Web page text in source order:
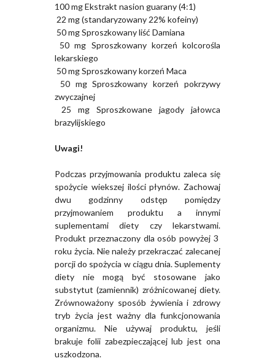
100 mg Ekstrakt nasion guarany (4:1)
22 mg (standaryzowany 22% kofeiny)
50 mg Sproszkowany liść Damiana
50 mg Sproszkowany korzeń kolcorośla
lekarskiego
50 mg Sproszkowany korzeń Maca
50 mg Sproszkowany korzeń pokrzywy
zwyczajnej
25 mg Sproszkowane jagody jałowca
brazylijskiego
Uwagi!
Podczas przyjmowania produktu zaleca się
spożycie wiekszej ilości płynów. Zachowaj
dwu godzinny odstęp pomiędzy
przyjmowaniem produktu a innymi
suplementami diety czy lekarstwami.
Produkt przeznaczony dla osób powyżej 3
roku życia. Nie należy przekraczać zalecanej
porcji do spożycia w ciągu dnia. Suplementy
diety nie mogą być stosowane jako
substytut (zamiennik) zróżnicowanej diety.
Zrównoważony sposób żywienia i zdrowy
tryb życia jest ważny dla funkcjonowania
organizmu. Nie używaj produktu, jeśli
brakuje folii zabezpieczającej lub jest ona
uszkodzona.